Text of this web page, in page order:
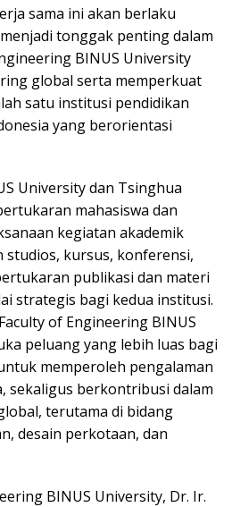
sama ini akan berlaku
tonggak penting dalam
BINUS University
global serta memperkuat
satu institusi pendidikan
yang berorientasi
University dan Tsinghua
mahasiswa dan
kegiatan akademik
studios, kursus, konferensi,
publikasi dan materi
strategis bagi kedua institusi.
of Engineering BINUS
peluang yang lebih luas bagi
memperoleh pengalaman
sekaligus berkontribusi dalam
terutama di bidang
desain perkotaan, dan
BINUS University, Dr. Ir.